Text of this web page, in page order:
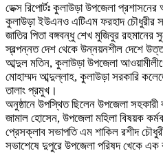
ডেক্স রিপোর্টঃ কুলাউড়া উপজেলা
কুলাউড়া ইউএনও এটিএম ফরহাদ চৌধুরীর
জাতির পিতা বঙ্গবন্ধু শেখ মুজিবুর
স্বল্পন্নত দেশ থেকে উন্নয়নশীল দেশে
আব্দুল মতিন, কুলাউড়া উপজেলা
মোহাম্মদ আব্দুল্লাহ, কুলাউড়া সরকারি
তালাং প্রমুখ।
অনুষ্ঠানে উপস্থিত ছিলেন উপজেলা
জামাল হোসেন, উপজেলা মহিলা বিষয়ক
প্রেসক্লাব সভাপতি এম শাকিল রশীদ
সভাশেষে দুপুরে উপজেলা পরিষদ খেকে এক